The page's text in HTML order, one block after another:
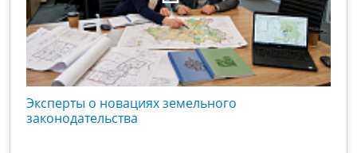
Эксперты о новациях земельного
законодательства